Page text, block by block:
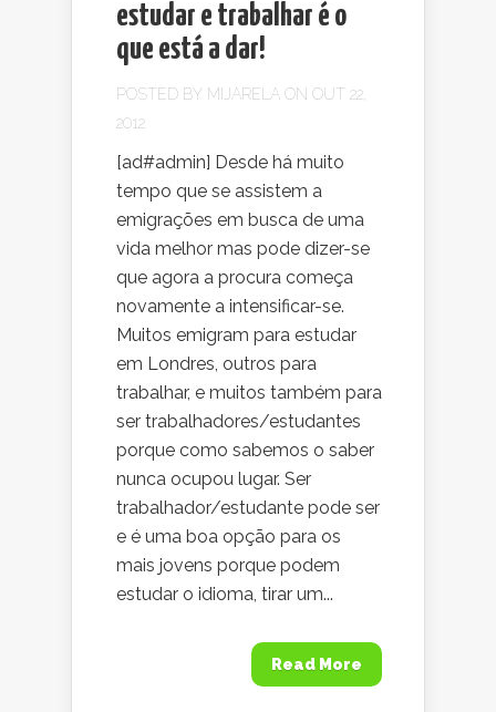
estudar e trabalhar é o
que está a dar!
POSTED BY MIJARELA ON OUT 22,
2012
[ad#admin] Desde há muito
tempo que se assistem a
emigrações em busca de uma
vida melhor mas pode dizer-se
que agora a procura começa
novamente a intensificar-se.
Muitos emigram para estudar
em Londres, outros para
trabalhar, e muitos também para
ser trabalhadores/estudantes
porque como sabemos o saber
nunca ocupou lugar. Ser
trabalhador/estudante pode ser
e é uma boa opção para os
mais jovens porque podem
estudar o idioma, tirar um...
Read More